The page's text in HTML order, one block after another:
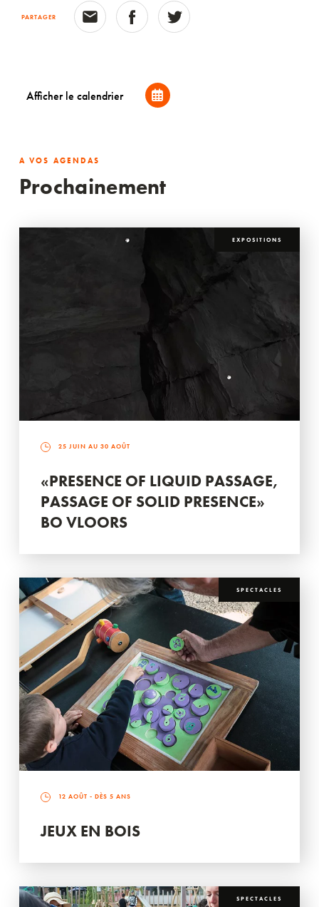
PARTAGER
Afficher le calendrier
A VOS AGENDAS
Prochainement
EXPOSITIONS
25 JUIN AU 30 AOÛT
«PRESENCE OF LIQUID PASSAGE,
PASSAGE OF SOLID PRESENCE»
BO VLOORS
SPECTACLES
12 AOÛT - DÈS 5 ANS
JEUX EN BOIS
SPECTACLES